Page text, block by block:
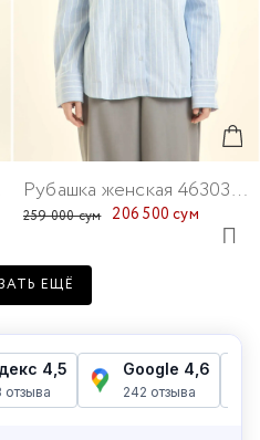
Рубашка женская 46303-47
259 000 сум 206 500 сум
ЕЩЁ